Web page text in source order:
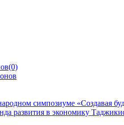
(0)
симпозиуме «Создавая
развития в экономику